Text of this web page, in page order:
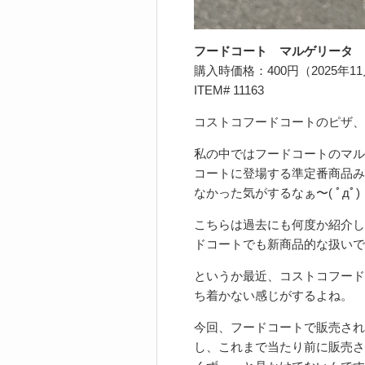
フードコート マルゲリータ
購入時価格：400円（2025年
ITEM# 11163
コストコフードコートのピザ
私の中ではフードコートのマ
コートに登場する準定番商品
なかった気がするなぁ〜( ﾟдﾟ)
こちらは過去にも何度か紹介
ドコートでも新商品的な扱い
というか最近、コストコフー
ち着かない感じがするよね。
今回、フードコートで販売さ
し、これまで当たり前に販売